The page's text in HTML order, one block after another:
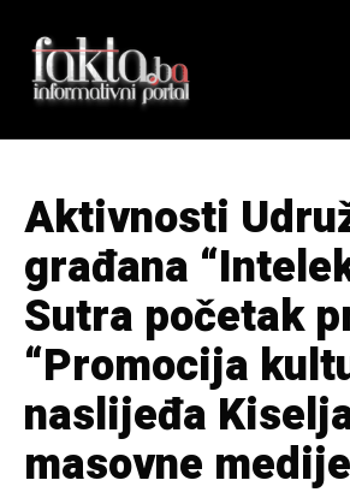
Aktivnosti
građana
Sutra početak
“Promocija
naslijeđa
masovne